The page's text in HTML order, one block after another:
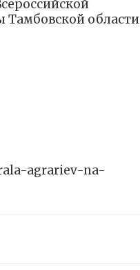
Тамбовской области
agrariev-na-